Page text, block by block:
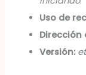
Uso de
Dirección
Versión: